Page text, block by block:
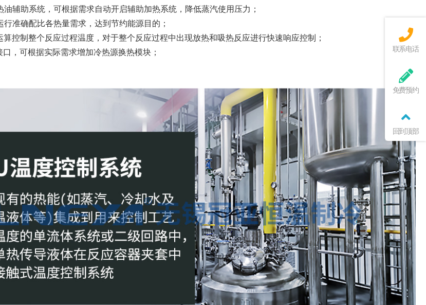
油辅助系统，可根据需求自动开启辅助加热系统，降低蒸汽使用压力；
行准确配比各热量需求，达到节约能源目的；
算控制整个反应过程温度，对于整个反应过程中出现放热和吸热反应进行快速响应控制；
，可根据实际需求增加冷热源换热模块；
联系电话
免费预约
回到顶部